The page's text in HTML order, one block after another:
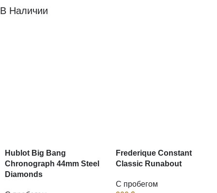
В Наличии
Hublot Big Bang
Chronograph 44mm Steel
Diamonds
Frederique Constant
Classic Runabout
С пробегом